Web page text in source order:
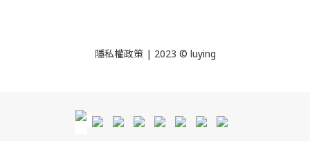
隱私權政策| 2023 © luying